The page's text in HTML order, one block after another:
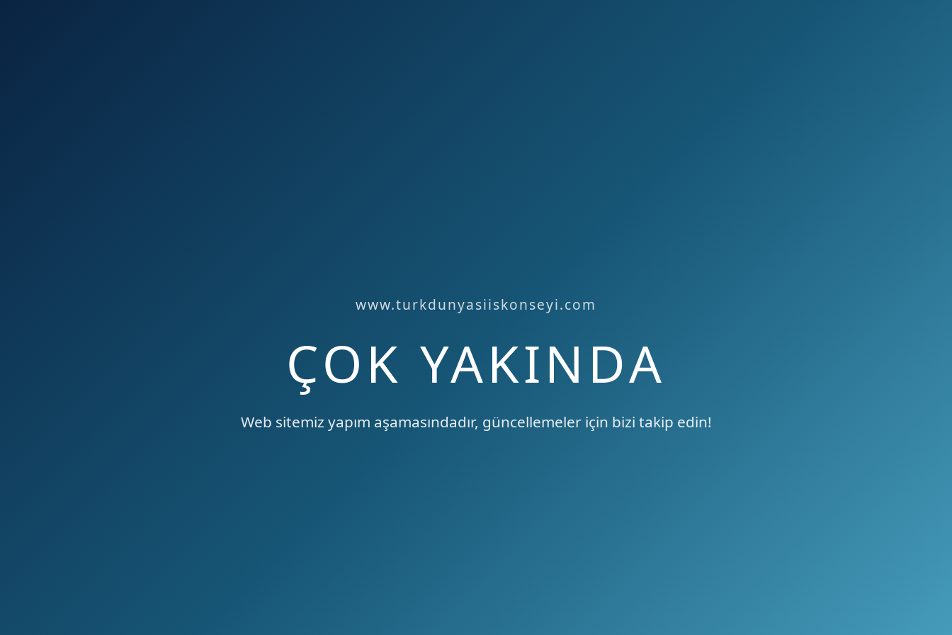
www.turkdunyasiiskonseyi.com
ÇOK YAKINDA
Web sitemiz yapım aşamasındadır, güncellemeler için bizi takip edin!